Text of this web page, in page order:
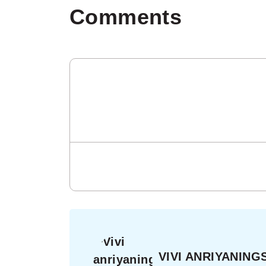
Comments
VIVI